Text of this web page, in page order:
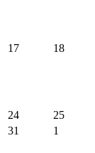
17 18
24 25
31
1